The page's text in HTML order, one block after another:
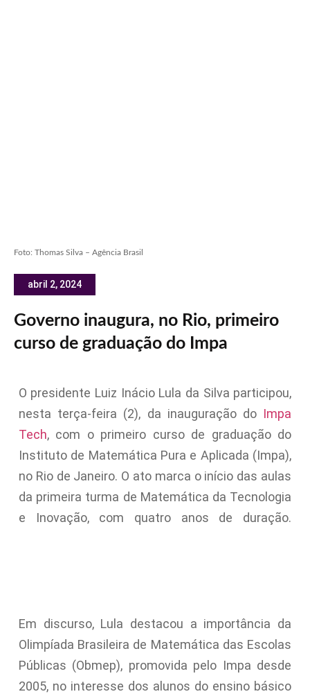
Foto: Thomas Silva – Agência Brasil
abril 2, 2024
Governo inaugura, no Rio, primeiro
curso de graduação do Impa
O presidente Luiz Inácio Lula da Silva participou,
nesta terça-feira (2), da inauguração doImpa
Tech, com o primeiro curso de graduação do
Instituto de Matemática Pura e Aplicada (Impa),
no Rio de Janeiro. O ato marca o início das aulas
da primeira turma de Matemática da Tecnologia
e Inovação, com quatro anos de duração.
Em discurso, Lula destacou a importância da
Olimpíada Brasileira de Matemática das Escolas
Públicas (Obmep), promovida pelo Impa desde
2005, no interesse dos alunos do ensino básico